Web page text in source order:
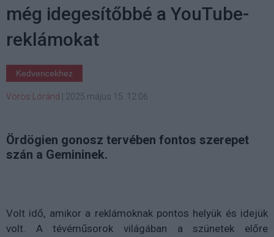
még idegesítőbbé a YouTube-
reklámokat
Kedvencekhez
Vörös Lóránd 2025 május 15. 12:06
Ördögien gonosz tervében fontos szerepet
szán a Gemininek.
Volt idő, amikor a reklámoknak pontos helyük és idejük
volt. A tévéműsorok világában a szünetek előre